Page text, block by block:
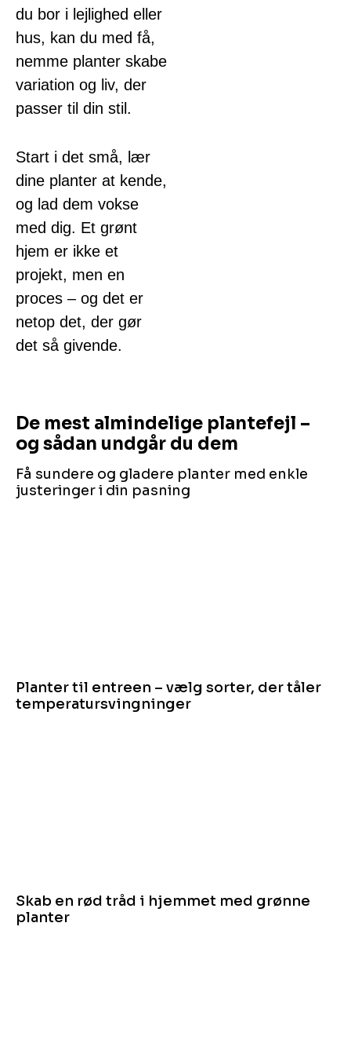
du bor i lejlighed eller
hus, kan du med få,
nemme planter skabe
variation og liv, der
passer til din stil.
Start i det små, lær
dine planter at kende,
og lad dem vokse
med dig. Et grønt
hjem er ikke et
projekt, men en
proces – og det er
netop det, der gør
det så givende.
De mest almindelige plantefejl –
og sådan undgår du dem
Få sundere og gladere planter med enkle
justeringer i din pasning
Planter til entreen – vælg sorter, der tåler
temperatursvingninger
Skab en rød tråd i hjemmet med grønne
planter